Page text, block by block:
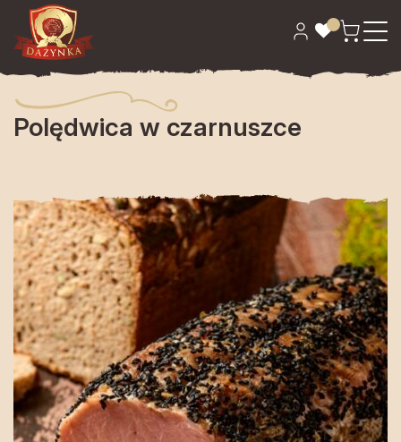
Strona główna
Polędwica w czarnuszce